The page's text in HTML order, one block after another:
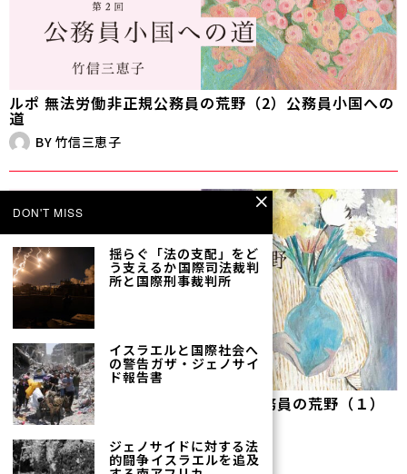
ルポ 無法労働――非正規公務員の荒野（2）公務員小国への
道
BY 竹信三恵子
【全文公開】ルポ 無法労働――非正規公務員の荒野（１）
妊産婦切り
BY竹信三恵子
DON'T MISS
揺らぐ「法の支配」をど
う支えるか――国際司法裁判
所と国際刑事裁判所
イスラエルと国際社会へ
の警告――ガザ・ジェノサイ
ド報告書
ジェノサイドに対する法
的闘争――イスラエルを追及